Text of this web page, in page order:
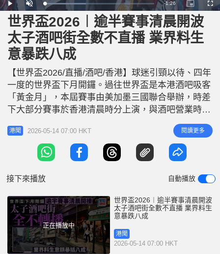
P
l
a
y
U
n
m
u
e
L
o
d
e
d
:
3
7
.
9
8
R
e
m
n
n
-1:26
P
i
c
t
u
e
i
r
e
F
u
世界盃2026︱逾半賽事清晨開波
太子酒吧街全數不直播 業界料生
意暴跌八成
【世界盃2026/直播/酒吧/香港】球迷引頸以待、四年
一度的世界盃下月開鑼。過往世界盃是本港酒吧吸客
「黃金月」，本屆賽事由美加墨三國聯合舉辦，時差
下大部分賽事於香港清晨時分上演，與酒吧營業時間
有衝突，《星島頭條》記者近日訪問太子酒吧街負責
人，更全部表明今屆不會直播世界盃。香港酒吧業協
會預計，高達一半酒吧將放棄轉播賽事，業界整體生
意額將由上屆的7億元，暴跌超過八成至僅約1.5億
港聞 2026-05-14 07:00 HKT 閱讀更多
接下來播放 自動播放
正在播放中
世界盃2026︱逾半賽事清晨開波
太子酒吧街全數不直播 業界料生
意暴跌八成
港聞
2026-05-14 07:00 HKT